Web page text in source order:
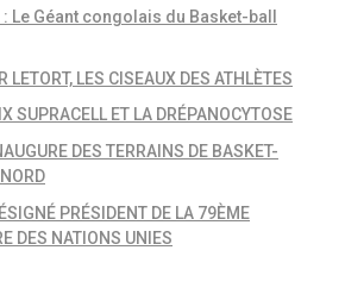
Le Géant congolais du Basket-ball
LES CISEAUX DES ATHLÈTES
SUPRACELL ET LA DRÉPANOCYTOSE
DES TERRAINS DE BASKET-
PRÉSIDENT DE LA 79ÈME
DES NATIONS UNIES